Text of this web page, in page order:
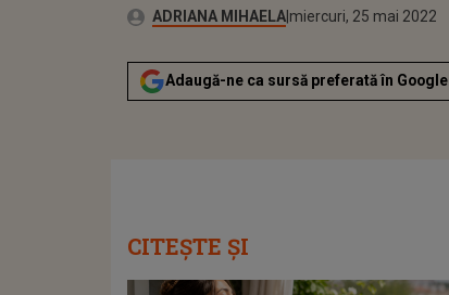
Autor:ADRIANA MIHAELAPublicat:
miercuri, 25 mai 2022
Actualizat:
miercuri, 25 mai 2022
Adaugă-ne ca sursă preferată în Google
CITEȘTE ȘI